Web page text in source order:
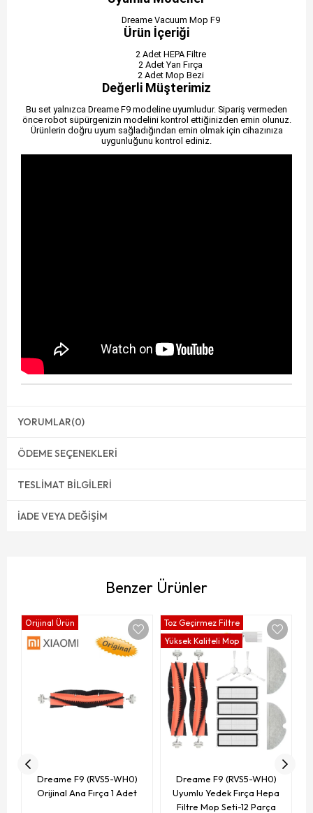
Dreame Vacuum Mop F9
Ürün İçeriği
2 Adet HEPA Filtre
2 Adet Yan Fırça
2 Adet Mop Bezi
Değerli Müşterimiz
Bu set yalnızca Dreame F9 modeline uyumludur. Sipariş vermeden
önce robot süpürgenizin modelini kontrol ettiğinizden emin olunuz.
Ürünlerin doğru uyum sağladığından emin olmak için cihazınıza
uygunluğunu kontrol ediniz.
YORUMLAR(0)
ÖDEME SEÇENEKLERI
TESLIMAT BILGILERI
İADE VEYA DEĞIŞIM
Benzer Ürünler
Dreame F9 (RVS5-WH0)
Orijinal Ana Fırça 1 Adet
Orijinal Ürün
Dreame F9 (RVS5-WH0)
Uyumlu Yedek Fırça Hepa
Filtre Mop Seti-12 Parça
Toz Geçirmez Filtre
Yüksek Kaliteli Mop